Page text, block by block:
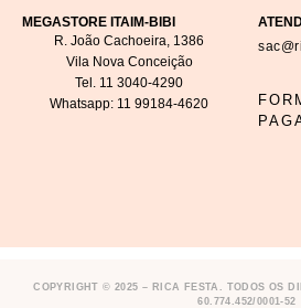
MEGASTORE ITAIM-BIBI
R. João Cachoeira, 1386
Vila Nova Conceição
Tel. 11 3040-4290
Whatsapp: 11 99184-4620
COPYRIGHT © 2025 – RICA FESTA. TODOS OS
60.774.452/0001-52